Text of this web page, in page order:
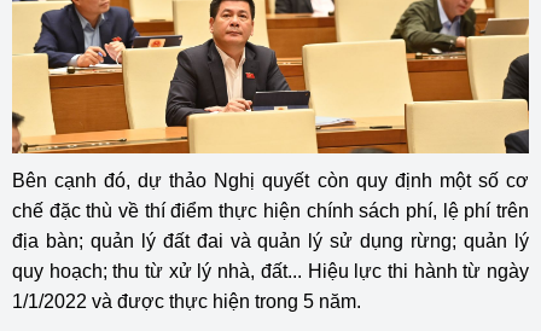
Bên cạnh đó, dự thảo Nghị quyết còn quy định một số cơ
chế đặc thù về thí điểm thực hiện chính sách phí, lệ phí trên
địa bàn; quản lý đất đai và quản lý sử dụng rừng; quản lý
quy hoạch; thu từ xử lý nhà, đất... Hiệu lực thi hành từ ngày
1/1/2022 và được thực hiện trong 5 năm.